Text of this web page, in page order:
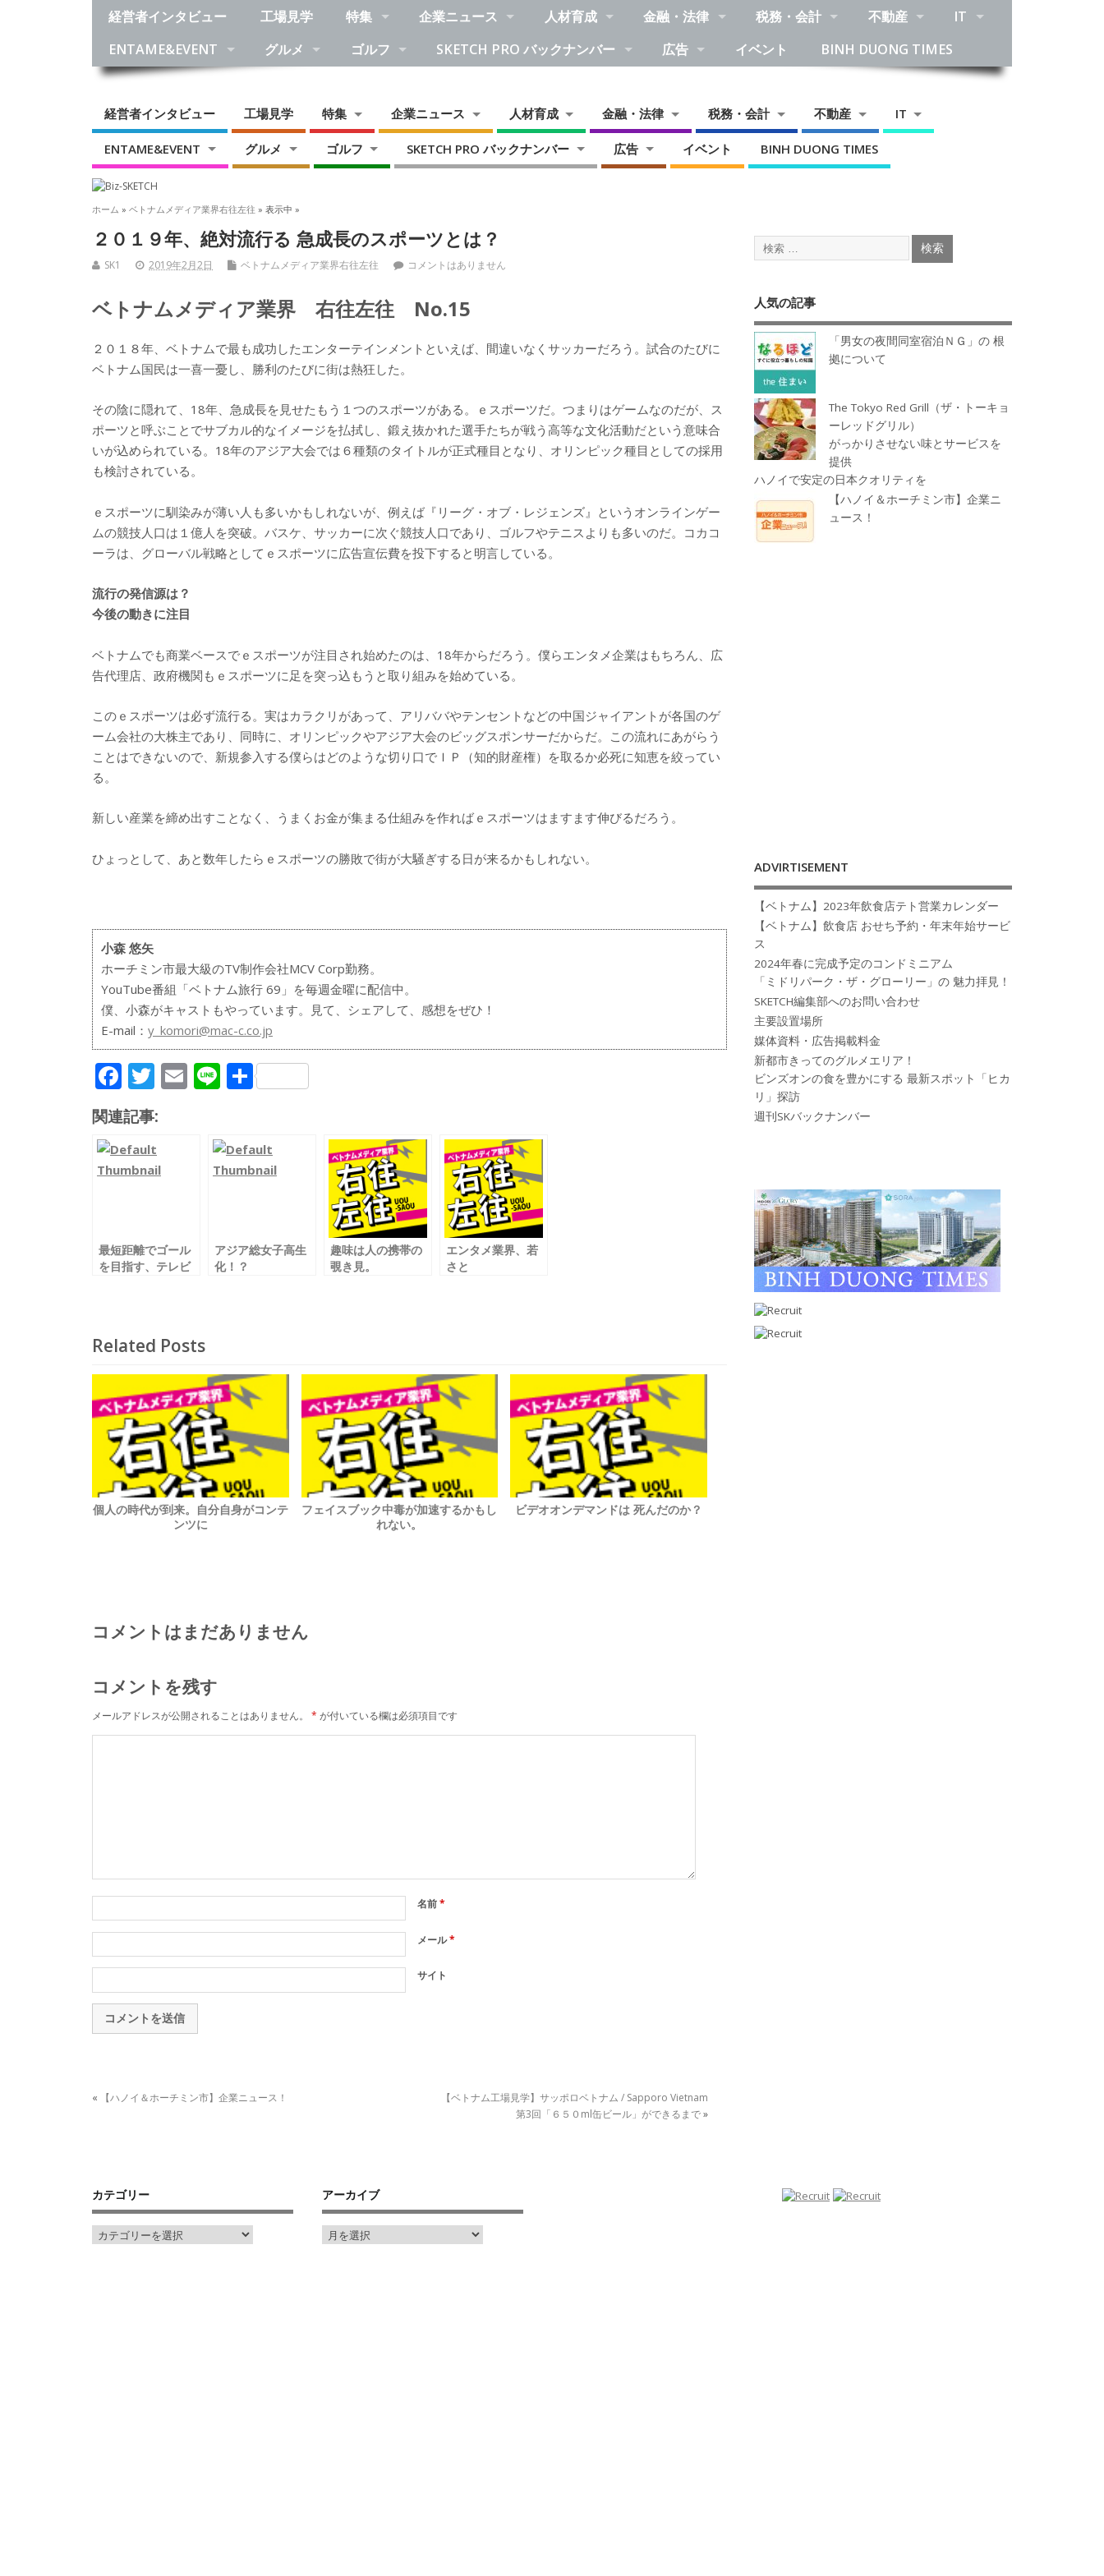
経営者インタビュー 工場見学 特集 企業ニュース 人材育成 金融・法律 税務・会計 不動産
IT
ENTAME&EVENT
グルメ ゴルフ SKETCH PRO バックナンバー 広告 イベント BINH DUONG TIMES
経営者インタビュー 工場見学 特集 企業ニュース 人材育成 金融・法律 税務・会計 不動産 IT
ENTAME&EVENT グルメ ゴルフ SKETCH PRO バックナンバー 広告 イベント BINH DUONG TIMES
ホーム » ベトナムメディア業界右往左往 » 表示中 »
２０１９年、絶対流行る 急成長のスポーツとは？
SK1 2019年2月2日 ベトナムメディア業界右往左往 コメントはありません
ベトナムメディア業界 右往左往 No.15
２０１８年、ベトナムで最も成功したエンターテインメントといえば、間違いなくサッカーだろう。試合のたびに
ベトナム国民は一喜一憂し、勝利のたびに街は熱狂した。
その陰に隠れて、18年、急成長を見せたもう１つのスポーツがある。ｅスポーツだ。つまりはゲームなのだが、ス
ポーツと呼ぶことでサブカル的なイメージを払拭し、鍛え抜かれた選手たちが戦う高等な文化活動だという意味合
いが込められている。18年のアジア大会では６種類のタイトルが正式種目となり、オリンピック種目としての採用
も検討されている。
ｅスポーツに馴染みが薄い人も多いかもしれないが、例えば『リーグ・オブ・レジェンズ』というオンラインゲー
ムの競技人口は１億人を突破。バスケ、サッカーに次ぐ競技人口であり、ゴルフやテニスよりも多いのだ。コカコ
ーラは、グローバル戦略としてｅスポーツに広告宣伝費を投下すると明言している。
流行の発信源は？
今後の動きに注目
ベトナムでも商業ベースでｅスポーツが注目され始めたのは、18年からだろう。僕らエンタメ企業はもちろん、広
告代理店、政府機関もｅスポーツに足を突っ込もうと取り組みを始めている。
このｅスポーツは必ず流行る。実はカラクリがあって、アリババやテンセントなどの中国ジャイアントが各国のゲ
ーム会社の大株主であり、同時に、オリンピックやアジア大会のビッグスポンサーだからだ。この流れにあがらう
ことはできないので、新規参入する僕らはどのような切り口でＩＰ（知的財産権）を取るか必死に知恵を絞ってい
る。
新しい産業を締め出すことなく、うまくお金が集まる仕組みを作ればｅスポーツはますます伸びるだろう。
ひょっとして、あと数年したらｅスポーツの勝敗で街が大騒ぎする日が来るかもしれない。
小森 悠矢
ホーチミン市最大級のTV制作会社MCV Corp勤務。
YouTube番組「ベトナム旅行 69」を毎週金曜に配信中。
僕、小森がキャストもやっています。見て、シェアして、感想をぜひ！
E-mail： y_komori@mac-c.co.jp
F
ac
e
b
o
T
itt
er
E Li 共
関連記事:
最短距離でゴール
を目指す、テレビ
アジア総女子高生
化！？
趣味は人の携帯の
覗き見。
エンタメ業界、若
さと
Related Posts
個人の時代が到来。自分自身がコンテ
ンツに
フェイスブック中毒が加速するかもし
れない。
ビデオオンデマンドは 死んだのか？
コメントはまだありません
コメントを残す
メールアドレスが公開されることはありません。 * が付いている欄は必須項目です
名前*
メール*
サイト
« 【ハノイ＆ホーチミン市】企業ニュース！
【ベトナム工場見学】サッポロベトナム / Sapporo Vietnam
第3回「６５０ml缶ビール」ができるまで»
人気の記事
「男女の夜間同室宿泊ＮＧ」の 根
拠について
The Tokyo Red Grill（ザ・トーキョ
ーレッドグリル）
がっかりさせない味とサービスを
提供
ハノイで安定の日本クオリティを
【ハノイ＆ホーチミン市】企業ニ
ュース！
ADVIRTISEMENT
【ベトナム】2023年飲食店テト営業カレンダー
【ベトナム】飲食店 おせち予約・年末年始サービ
ス
2024年春に完成予定のコンドミニアム
「ミドリパーク・ザ・グローリー」の 魅力拝見！
SKETCH編集部へのお問い合わせ
主要設置場所
媒体資料・広告掲載料金
新都市きってのグルメエリア！
ビンズオンの食を豊かにする 最新スポット「ヒカ
リ」探訪
週刊SKバックナンバー
カテゴリー アーカイブ